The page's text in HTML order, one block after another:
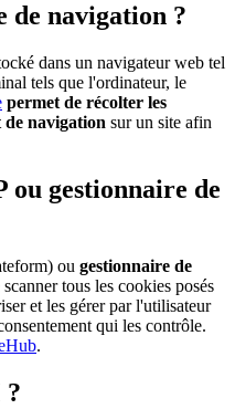
de navigation ?
dans un navigateur web tel
tels que l'ordinateur, le
permet de récolter les
de navigation sur un site afin
ou gestionnaire de
ou gestionnaire de
tous les cookies posés
et les gérer par l'utilisateur
qui les contrôle.
.
?